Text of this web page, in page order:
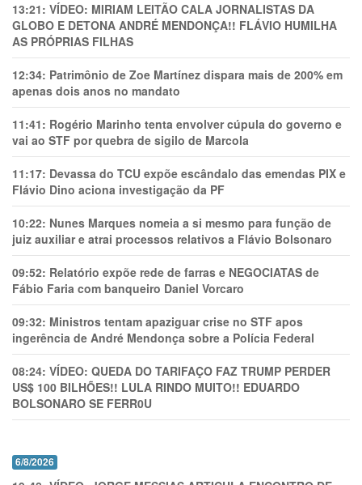
13:21: VÍDEO: MIRIAM LEITÃO CALA JORNALISTAS DA
GLOBO E DETONA ANDRÉ MENDONÇA!! FLÁVIO HUMILHA
AS PRÓPRIAS FILHAS
12:34: Patrimônio de Zoe Martínez dispara mais de 200% em
apenas dois anos no mandato
11:41: Rogério Marinho tenta envolver cúpula do governo e
vai ao STF por quebra de sigilo de Marcola
11:17: Devassa do TCU expõe escândalo das emendas PIX e
Flávio Dino aciona investigação da PF
10:22: Nunes Marques nomeia a si mesmo para função de
juiz auxiliar e atrai processos relativos a Flávio Bolsonaro
09:52: Relatório expõe rede de farras e NEGOCIATAS de
Fábio Faria com banqueiro Daniel Vorcaro
09:32: Ministros tentam apaziguar crise no STF apos
ingerência de André Mendonça sobre a Polícia Federal
08:24: VÍDEO: QUEDA DO TARIFAÇO FAZ TRUMP PERDER
US$ 100 BILHÕES!! LULA RINDO MUITO!! EDUARDO
BOLSONARO SE FERR0U
6/8/2026